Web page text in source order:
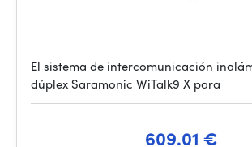
El sistema de intercomunicación
dúplex Saramonic WiTalk9 X para
609.01 €